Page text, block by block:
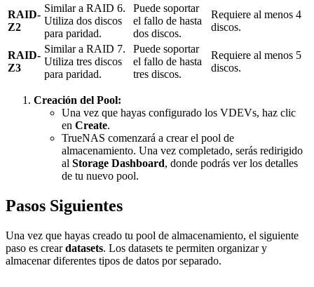
RAID-
Z2
Similar a RAID 6.
Utiliza dos discos
para paridad.
Puede soportar
el fallo de hasta
dos discos.
Requiere al menos 4
discos.
RAID-
Z3
Similar a RAID 7.
Utiliza tres discos
para paridad.
Puede soportar
el fallo de hasta
tres discos.
Requiere al menos 5
discos.
Creación del Pool:
Una vez que hayas configurado los VDEVs, haz clic
en Create.
TrueNAS comenzará a crear el pool de
almacenamiento. Una vez completado, serás redirigido
al Storage Dashboard, donde podrás ver los detalles
de tu nuevo pool.
Pasos Siguientes
Una vez que hayas creado tu pool de almacenamiento, el siguiente
paso es creardatasets. Los datasets te permiten organizar y
almacenar diferentes tipos de datos por separado.